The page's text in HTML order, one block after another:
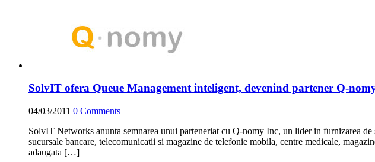
SolvIT ofera Queue Management inteligent, devenind partener Q-
04/03/2011 0 Comments
SolvIT Networks anunta semnarea unui parteneriat cu Q-nomy Inc, un lider in furnizarea
sucursale bancare, telecomunicatii si magazine de telefonie mobila, centre medicale,
adaugata […]